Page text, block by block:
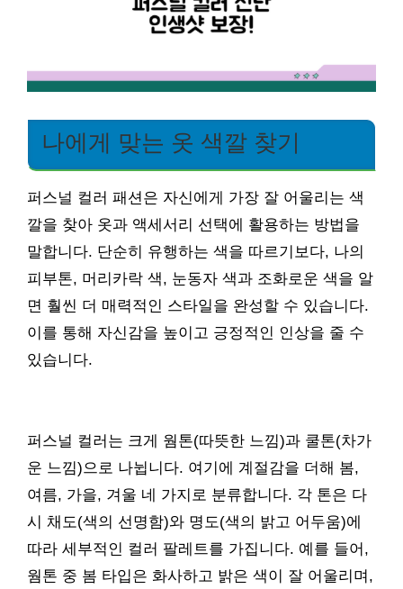
나에게 맞는 옷 색깔 찾기
퍼스널 컬러 패션은 자신에게 가장 잘 어울리는 색
깔을 찾아 옷과 액세서리 선택에 활용하는 방법을
말합니다. 단순히 유행하는 색을 따르기보다, 나의
피부톤, 머리카락 색, 눈동자 색과 조화로운 색을 알
면 훨씬 더 매력적인 스타일을 완성할 수 있습니다.
이를 통해 자신감을 높이고 긍정적인 인상을 줄 수
있습니다.
퍼스널 컬러는 크게 웜톤(따뜻한 느낌)과 쿨톤(차가
운 느낌)으로 나뉩니다. 여기에 계절감을 더해 봄,
여름, 가을, 겨울 네 가지로 분류합니다. 각 톤은 다
시 채도(색의 선명함)와 명도(색의 밝고 어두움)에
따라 세부적인 컬러 팔레트를 가집니다. 예를 들어,
웜톤 중 봄 타입은 화사하고 밝은 색이 잘 어울리며,